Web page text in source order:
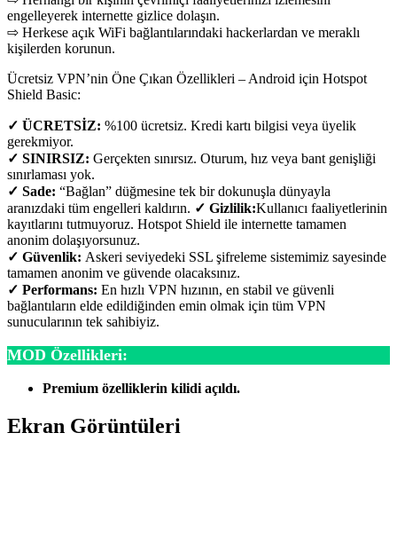
engelleyerek internette gizlice dolaşın.
⇨ Herkese açık WiFi bağlantılarındaki hackerlardan ve meraklı
kişilerden korunun.
Ücretsiz VPN’nin Öne Çıkan Özellikleri – Android için Hotspot
Shield Basic:
✓ ÜCRETSİZ: %100 ücretsiz. Kredi kartı bilgisi veya üyelik
gerekmiyor.
✓ SINIRSIZ: Gerçekten sınırsız. Oturum, hız veya bant genişliği
sınırlaması yok.
✓ Sade: “Bağlan” düğmesine tek bir dokunuşla dünyayla
aranızdaki tüm engelleri kaldırın. ✓ Gizlilik:Kullanıcı faaliyetlerinin
kayıtlarını tutmuyoruz. Hotspot Shield ile internette tamamen
anonim dolaşıyorsunuz.
✓ Güvenlik: Askeri seviyedeki SSL şifreleme sistemimiz sayesinde
tamamen anonim ve güvende olacaksınız.
✓ Performans: En hızlı VPN hızının, en stabil ve güvenli
bağlantıların elde edildiğinden emin olmak için tüm VPN
sunucularının tek sahibiyiz.
MOD Özellikleri:
Premium özelliklerin kilidi açıldı.
Ekran Görüntüleri